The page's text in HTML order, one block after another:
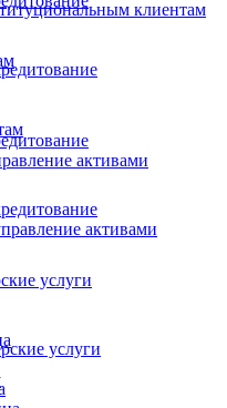
активами
услуги
клиентам
активами
услуги